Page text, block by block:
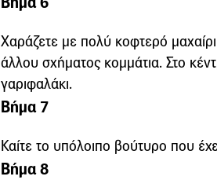
Χαράζετε με πολύ κοφτερό
άλλου σχήματος κομμάτια. Στο
γαριφαλάκι.
Βήμα 7
Καίτε το υπόλοιπο βούτυρο που
Βήμα 8